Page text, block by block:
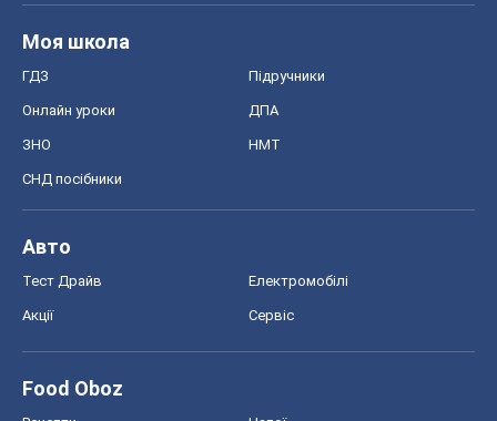
Моя школа
ГДЗ Підручники
Онлайн уроки ДПА
ЗНО НМТ
СНД посібники
Авто
Тест Драйв Електромобілі
Акції Сервіс
Food Oboz